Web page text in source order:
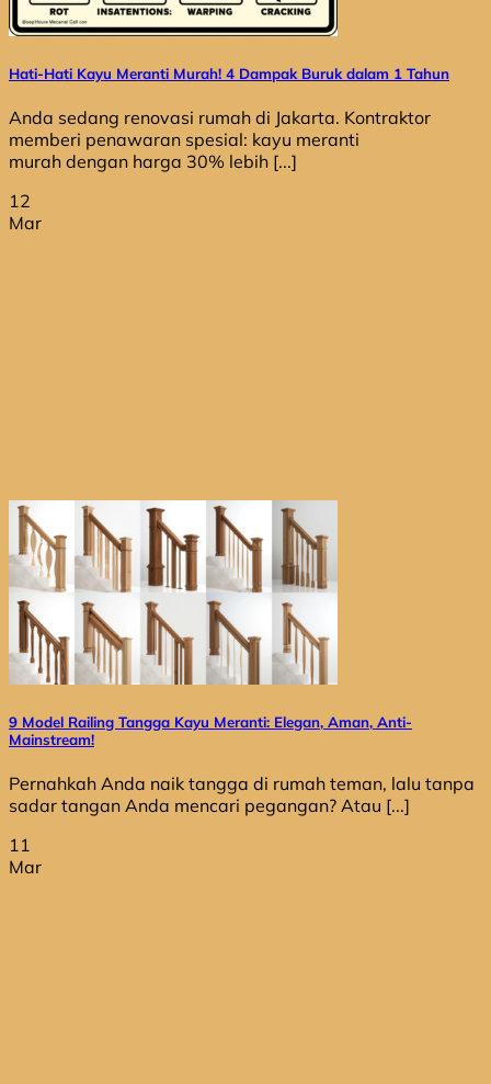
Hati-Hati Kayu Meranti Murah! 4 Dampak Buruk dalam 1 Tahun
Anda sedang renovasi rumah di Jakarta. Kontraktor
memberi penawaran spesial: kayu meranti
murah dengan harga 30% lebih [...]
12
Mar
9 Model Railing Tangga Kayu Meranti: Elegan, Aman, Anti-
Mainstream!
Pernahkah Anda naik tangga di rumah teman, lalu tanpa
sadar tangan Anda mencari pegangan? Atau [...]
11
Mar